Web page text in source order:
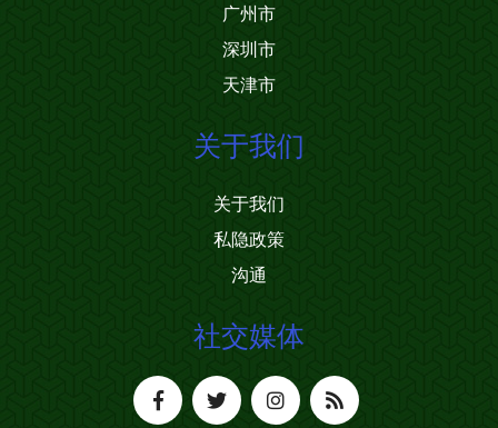
广州市
深圳市
天津市
关于我们
关于我们
私隐政策
沟通
社交媒体